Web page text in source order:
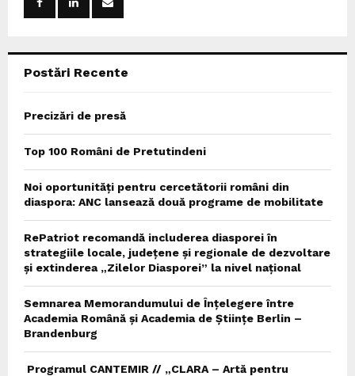
Postări Recente
Precizări de presă
Top 100 Români de Pretutindeni
Noi oportunități pentru cercetătorii români din
diaspora: ANC lansează două programe de mobilitate
RePatriot recomandă includerea diasporei în
strategiile locale, județene și regionale de dezvoltare
și extinderea „Zilelor Diasporei” la nivel național
Semnarea Memorandumului de Înțelegere între
Academia Română și Academia de Științe Berlin –
Brandenburg
Programul CANTEMIR // „CLARA – Artă pentru